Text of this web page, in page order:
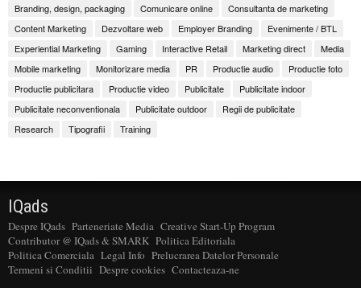
Branding, design, packaging Comunicare online
Consultanta de marketing
Content Marketing
Dezvoltare web Employer Branding
Evenimente / BTL
Experiential Marketing
Gaming Interactive Retail Marketing direct
Media
Mobile marketing
Monitorizare media PR Productie audio
Productie foto
Productie publicitara
Productie video Publicitate
Publicitate indoor
Publicitate neconventionala
Publicitate outdoor
Regii de publicitate
Research
Tipografii Training
IQads
Despre IQads Parteneriate Media Creative Start-Up Program
Contributor @ IQads & SMARK Politica Editoriala
Politica Comerciala Legal Info Prelucrarea Datelor Personale
Termeni si Conditii Despre cookies Contacteaza-ne